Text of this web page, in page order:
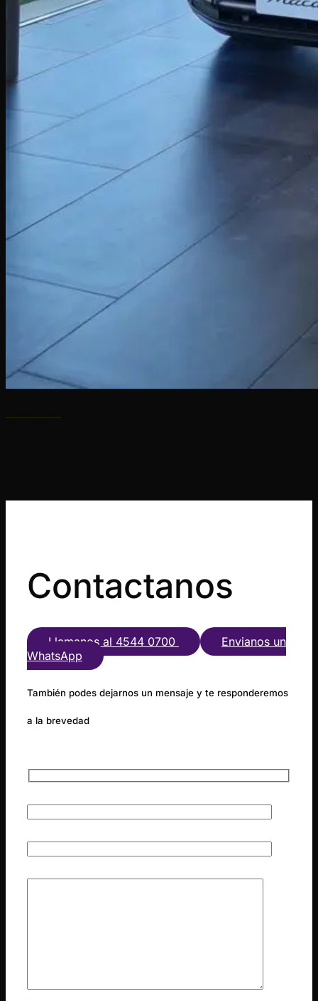
Contactanos
Llamanos al 4544 0700
Envianos un
WhatsApp
También podes dejarnos un mensaje y te responderemos
a la brevedad